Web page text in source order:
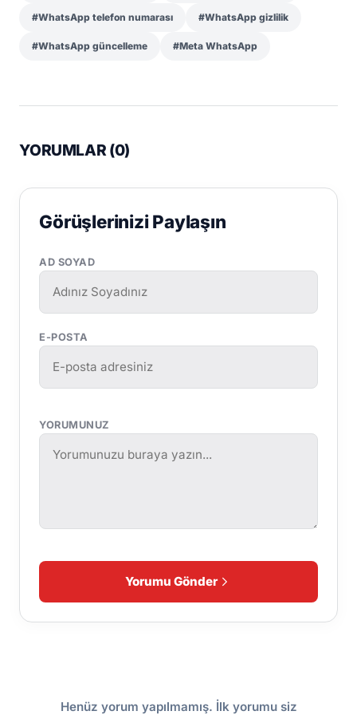
#WhatsApp telefon numarası #WhatsApp gizlilik
#WhatsApp güncelleme #Meta WhatsApp
YORUMLAR (0)
Görüşlerinizi Paylaşın
AD SOYAD
E-POSTA
YORUMUNUZ
Yorumu Gönder
Henüz yorum yapılmamış. İlk yorumu siz